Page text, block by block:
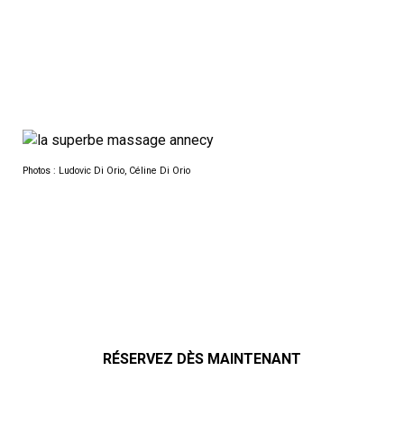
Photos : Ludovic Di Orio, Céline Di Orio
RÉSERVEZ DÈS MAINTENANT